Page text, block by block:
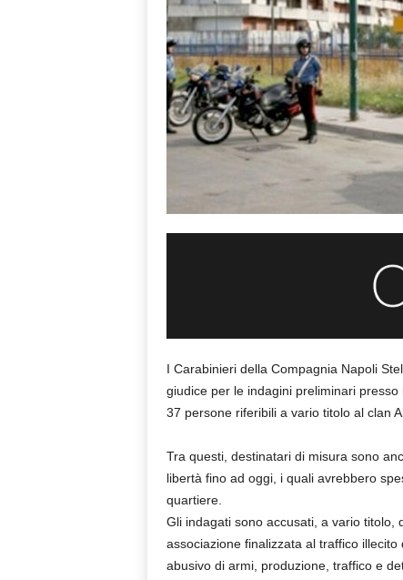
I Carabinieri della Compagnia Napoli
giudice per le indagini preliminari
37 persone riferibili a vario titolo al clan
Tra questi, destinatari di misura sono
libertà fino ad oggi, i quali avrebbero
quartiere.
Gli indagati sono accusati, a vario titolo,
associazione finalizzata al traffico
abusivo di armi, produzione, traffico e